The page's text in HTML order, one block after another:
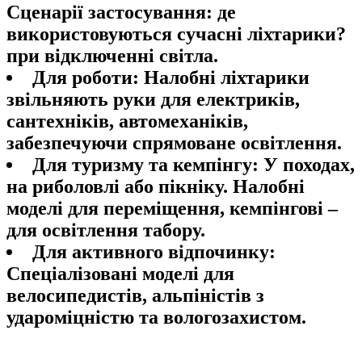
Сценарії застосування: де
використовуються сучасні ліхтарики?
при відключенні світла.
Для роботи: Налобні ліхтарики
звільняють руки для електриків,
сантехніків, автомеханіків,
забезпечуючи спрямоване освітлення.
Для туризму та кемпінгу: У походах,
на риболовлі або пікніку. Налобні
моделі для переміщення, кемпінгові –
для освітлення табору.
Для активного відпочинку:
Спеціалізовані моделі для
велосипедистів, альпіністів з
удароміцністю та вологозахистом.